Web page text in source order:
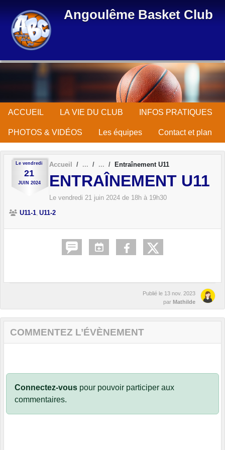
Angoulême Basket Club
ACCUEIL LA VIE DU CLUB INFOS PRATIQUES
PHOTOS & VIDÉOS Les équipes Contact et plan
Le vendredi
21
JUIN 2024
Accueil Entraînement U11
ENTRAÎNEMENT U11
Le vendredi 21 juin 2024 de 18h à 19h30
U11-1 U11-2
Publié le 13 nov. 2023
par Mathilde
COMMENTEZ L’ÉVÈNEMENT
Connectez-vous pour pouvoir participer aux
commentaires.